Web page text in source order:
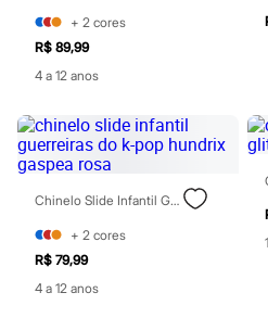
Sandálias
Tênis
Diversão
Marcas
Fifteen
Miss Fifteen
Palomino
Moda íntima
Calcinhas
Meias
Pijamas
Moda praia
Biquínis e Maiôs
+ 2 cores
R$ 89,99
4 a 12 anos
Chinelo Slide Infantil Guerreiras Do K-Pop Hundrix Gaspea Rosa
+ 2 cores
R$ 79,99
4 a 12 anos